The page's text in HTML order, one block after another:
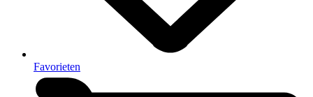
Favorieten